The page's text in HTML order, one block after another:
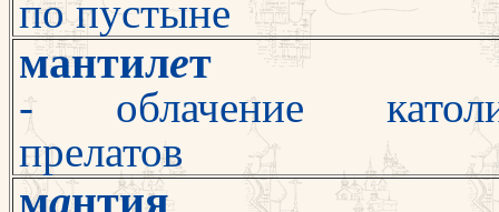
по пустыне
мантилет
- облачение
прелатов
мантия